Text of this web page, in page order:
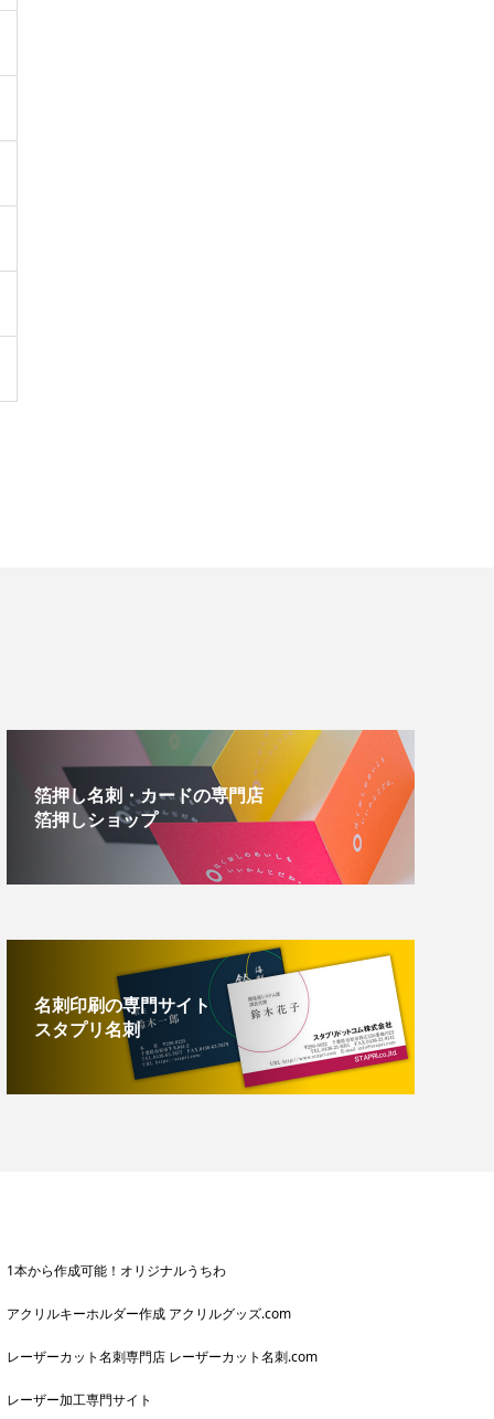
箔押し名刺・カードの専門店
箔押しショップ
名刺印刷の専門サイト
スタプリ名刺
1本から作成可能！オリジナルうちわ
アクリルキーホルダー作成 アクリルグッズ.com
レーザーカット名刺専門店 レーザーカット名刺.com
レーザー加工専門サイト